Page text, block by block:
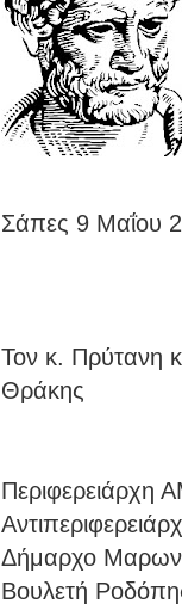
Σάπες 9 Μαΐου
Τον κ. Πρύτανη
Θράκης
Περιφερειάρχη
Δήμαρχο
Βουλετή